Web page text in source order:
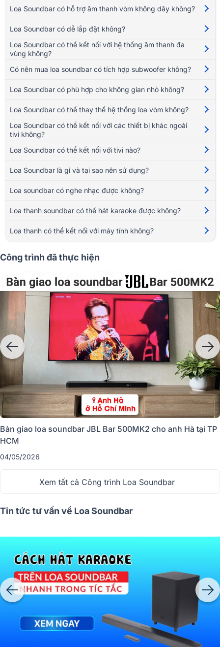
1. Loa soundbar là gì?
Loa soundbar là một dạng loa thanh dài, thiết kế nguyên khối hoặc gồm
nhiều thành phần nhỏ ghép lại, có nhiệm vụ tái tạo âm thanh sống động
cho các thiết bị phát như TV, máy chiếu, hay đầu phát đa phương tiện.
Khác với dàn âm thanh truyền thống gồm nhiều loa vệ tinh và ampli rời,
soundbar tích hợp nhiều củ loa trong một thân máy duy nhất, giúp tiết
kiệm không gian mà vẫn đảm bảo trải nghiệm âm thanh sống động, rõ
nét.
Điểm nổi bật của loa soundbar không chỉ nằm ở thiết kế hiện đại mà còn
ở khả năng giả lập âm thanh vòm (surround) thông qua công nghệ xử lý
âm thanh tiên tiến. Nhờ đó, người dùng có thể tận hưởng hiệu ứng như
trong rạp chiếu phim ngay tại không gian sống của mình.
2. Vì sao loa soundbar phổ biến trong hệ
Loa Soundbar có hỗ trợ âm thanh vòm không dây không?
Loa Soundbar có dễ lắp đặt không?
Loa Soundbar có thể kết nối với hệ thống âm thanh đa
vùng không?
Có nên mua loa soundbar có tích hợp subwoofer không?
Loa Soundbar có phù hợp cho không gian nhỏ không?
Loa Soundbar có thể thay thế hệ thống loa vòm không?
Loa Soundbar có thể kết nối với các thiết bị khác ngoài
tivi không?
Loa Soundbar có thể kết nối với tivi nào?
Loa Soundbar là gì và tại sao nên sử dụng?
Loa soundbar có nghe nhạc được không?
Loa thanh soundbar có thể hát karaoke được không?
Loa thanh có thể kết nối với máy tính không?
Công trình đã thực hiện
Bàn giao loa soundbar JBL Bar 500MK2 cho anh Hà tại TP
HCM
04/05/2026
Xem tất cả Công trình Loa Soundbar
Tin tức tư vấn về Loa Soundbar